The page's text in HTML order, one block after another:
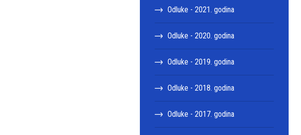
Odluke - 2021. godina
Odluke - 2020. godina
Odluke - 2019. godina
Odluke - 2018. godina
Odluke - 2017. godina